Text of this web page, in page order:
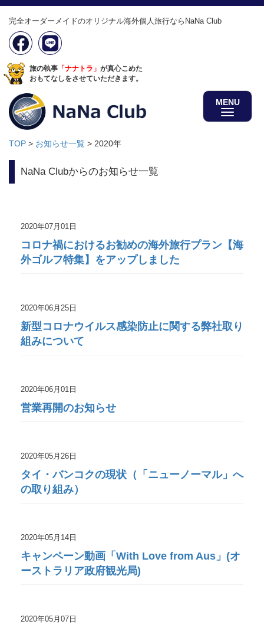
完全オーダーメイドのオリジナル海外個人旅行ならNaNa Club
旅の執事 「ナナトラ」 が真心こめた
おもてなしをさせていただきます。
MENU
TOP > お知らせ一覧 > 2020年
NaNa Clubからのお知らせ一覧
2020年07月01日
コロナ禍におけるお勧めの海外旅行プラン【海
外ゴルフ特集】をアップしました
2020年06月25日
新型コロナウイルス感染防止に関する弊社取り
組みについて
2020年06月01日
営業再開のお知らせ
2020年05月26日
タイ・バンコクの現状（「ニューノーマル」へ
の取り組み）
2020年05月14日
キャンペーン動画「With Love from Aus」(オ
ーストラリア政府観光局)
2020年05月07日